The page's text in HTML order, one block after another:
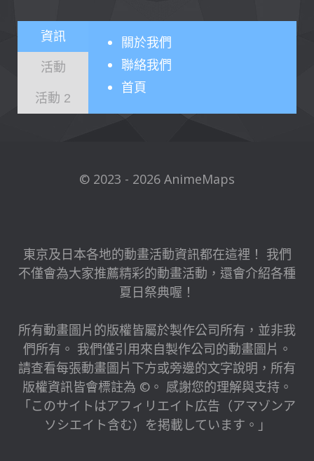
資訊
活動
活動 2
關於我們
聯絡我們
首頁
© 2023 - 2026 AnimeMaps
東京及日本各地的動畫活動資訊都在這裡！ 我們
不僅會為大家推薦精彩的動畫活動，還會介紹各種
夏日祭典喔！
所有動畫圖片的版權皆屬於製作公司所有，並非我
們所有。 我們僅引用來自製作公司的動畫圖片。
請查看每張動畫圖片下方或旁邊的文字說明，所有
版權資訊皆會標註為 ©。 感謝您的理解與支持。
「このサイトはアフィリエイト広告（アマゾンア
ソシエイト含む）を掲載しています。」